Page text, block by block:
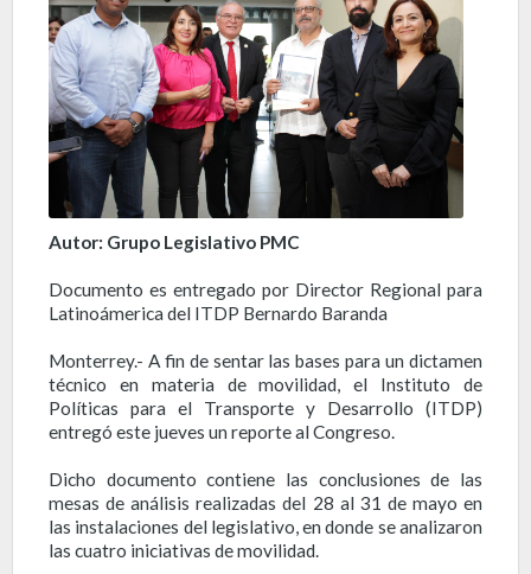
Autor: Grupo Legislativo PMC
Documento es entregado por Director Regional para
Latinoámerica del ITDP Bernardo Baranda
Monterrey.- A fin de sentar las bases para un dictamen
técnico en materia de movilidad, el Instituto de
Políticas para el Transporte y Desarrollo (ITDP)
entregó este jueves un reporte al Congreso.
Dicho documento contiene las conclusiones de las
mesas de análisis realizadas del 28 al 31 de mayo en
las instalaciones del legislativo, en donde se analizaron
las cuatro iniciativas de movilidad.